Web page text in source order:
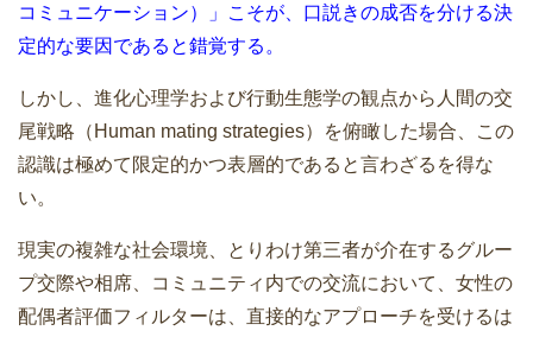
コミュニケーション）」こそが、口説きの成否を分ける決
定的な要因であると錯覚する。
しかし、進化心理学および行動生態学の観点から人間の交
尾戦略（Human mating strategies）を俯瞰した場合、この
認識は極めて限定的かつ表層的であると言わざるを得な
い。
現実の複雑な社会環境、とりわけ第三者が介在するグルー
プ交際や相席、コミュニティ内での交流において、女性の
配偶者評価フィルターは、直接的なアプローチを受けるは